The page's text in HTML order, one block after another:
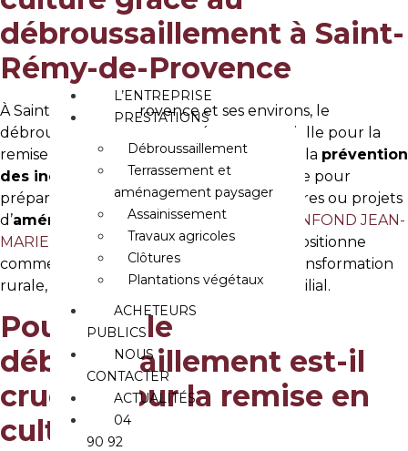
L’ENTREPRISE
PRESTATIONS
Débroussaillement
Terrassement et
aménagement paysager
Assainissement
Travaux agricoles
Clôtures
Plantations végétaux
ACHETEURS
PUBLICS
NOUS
CONTACTER
ACTUALITÉS
04
90 92
débroussaillement à Saint-
Rémy-de-Provence
À Saint-Rémy-de-Provence et ses environs, le
débroussaillement est une étape essentielle pour la
remise en culture. Outre l’importance de la prévention
des incendies
, cette pratique est cruciale pour
préparer les terrains à de nouvelles cultures ou projets
d’aménagement paysager. La
SARL GONFOND JEAN-
MARIE , avec son expertise éprouvée, se positionne
comme un acteur essentiel dans cette transformation
rurale, alliant technicité et savoir-faire familial.
Pourquoi le
débroussaillement est-il
crucial pour la remise en
culture ?